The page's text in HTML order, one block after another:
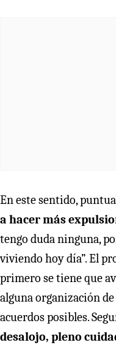
En este sentido,
a hacer más
tengo duda ninguna,
viviendo hoy día”. El
primero se tiene que
alguna organización
acuerdos posibles.
desalojo, pleno